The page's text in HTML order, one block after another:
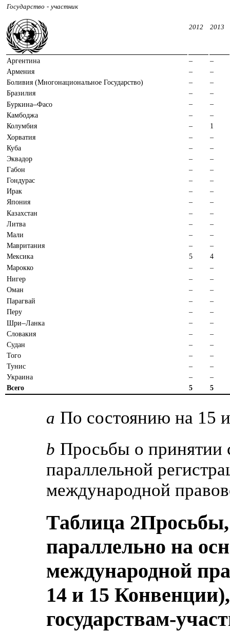
Государство - участник
2012 2013
Аргентина –
–
Армения
–
–
Боливия (Многонациональное Государство)
–
–
Бразилия
–
–
Буркина–Фасо –
–
Камбоджа
–
–
Колумбия
–
1
Хорватия
–
–
Куба
–
–
Эквадор
–
–
Габон
–
–
Гондурас
–
–
Ирак
–
–
Япония
–
–
Казахстан
–
–
Литва
–
–
Мали
–
–
Мавритания
–
–
Мексика
5
4
Марокко
–
–
Нигер
–
–
Оман
–
–
Парагвай
–
–
Перу
–
–
Шри–Ланка –
–
Словакия
–
–
Судан
–
–
Того
–
–
Тунис
–
–
Украина
–
–
Всего
5 5
a По состоянию на 15
b Просьбы о
параллельной
международной
Таблица 2Просьбы,
параллельно на
международной
14 и 15
государствам-